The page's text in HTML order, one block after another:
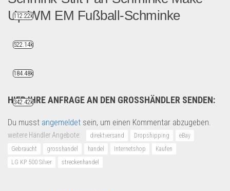
Up WM EM Fußball-Schminke
Grosshandel
HIER IHRE ANFRAGE AN DEN GROSSHÄNDLER SENDEN:
Du musst angemeldet sein, um einen Kommentar abzugeben.
weitere Händler Angebote: direktversand Dropshipping
eBay
Gebraucht
grosshandel handel Internetshop
Kaufen
LG KP 500 Silver
streckenhandel
112.22k
522.14k
184.48k
342.42k